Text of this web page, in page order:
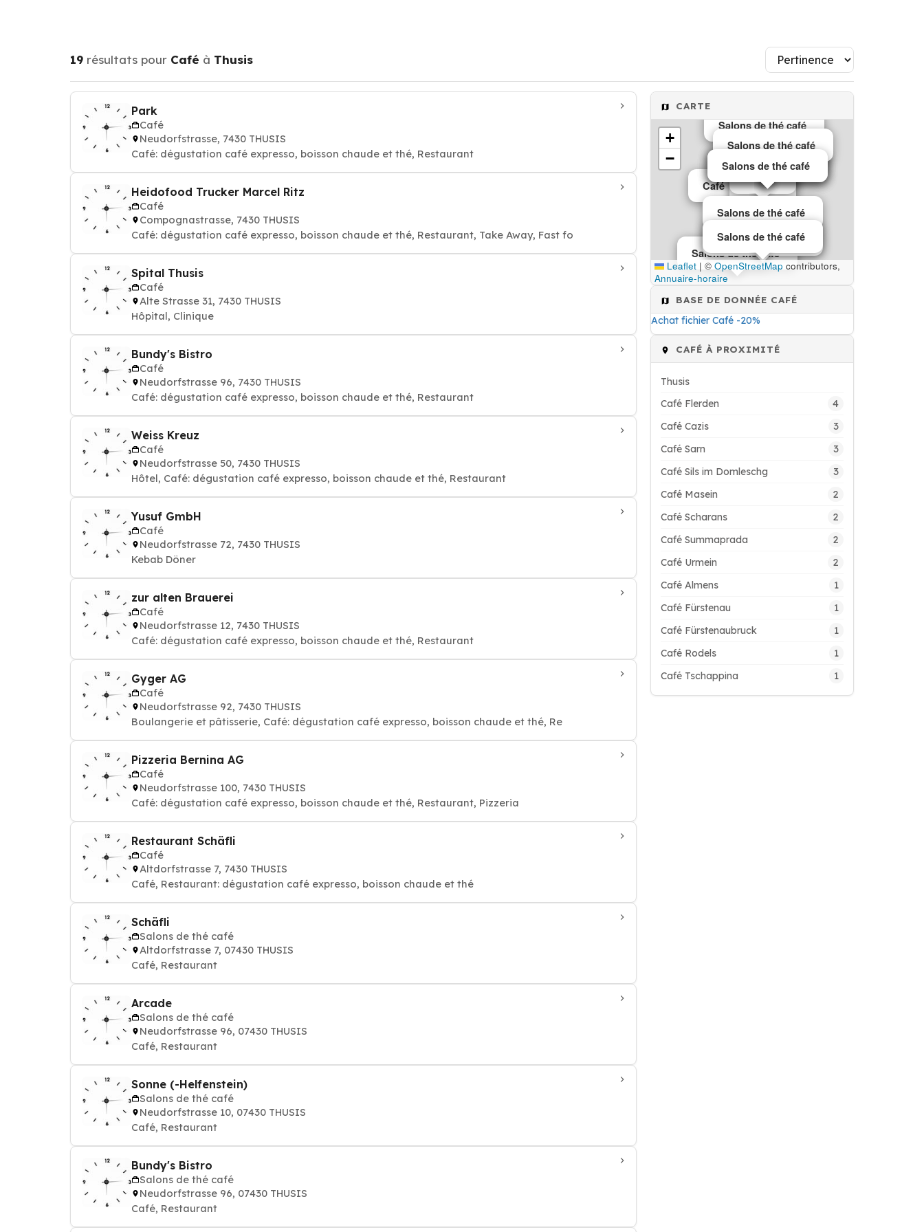
19 résultats pour Café à Thusis
Park
Café
Neudorfstrasse, 7430 THUSIS
Café: dégustation café expresso, boisson chaude et thé, Restaurant
Heidofood Trucker Marcel Ritz
Café
Compognastrasse, 7430 THUSIS
Café: dégustation café expresso, boisson chaude et thé, Restaurant, Take Away, Fast fo
Spital Thusis
Café
Alte Strasse 31, 7430 THUSIS
Hôpital, Clinique
Bundy's Bistro
Café
Neudorfstrasse 96, 7430 THUSIS
Café: dégustation café expresso, boisson chaude et thé, Restaurant
Weiss Kreuz
Café
Neudorfstrasse 50, 7430 THUSIS
Hôtel, Café: dégustation café expresso, boisson chaude et thé, Restaurant
Yusuf GmbH
Café
Neudorfstrasse 72, 7430 THUSIS
Kebab Döner
zur alten Brauerei
Café
Neudorfstrasse 12, 7430 THUSIS
Café: dégustation café expresso, boisson chaude et thé, Restaurant
Gyger AG
Café
Neudorfstrasse 92, 7430 THUSIS
Boulangerie et pâtisserie, Café: dégustation café expresso, boisson chaude et thé, Re
Pizzeria Bernina AG
Café
Neudorfstrasse 100, 7430 THUSIS
Café: dégustation café expresso, boisson chaude et thé, Restaurant, Pizzeria
Restaurant Schäfli
Café
Altdorfstrasse 7, 7430 THUSIS
Café, Restaurant: dégustation café expresso, boisson chaude et thé
Schäfli
Salons de thé café
Altdorfstrasse 7, 07430 THUSIS
Café, Restaurant
Arcade
Salons de thé café
Neudorfstrasse 96, 07430 THUSIS
Café, Restaurant
Sonne (-Helfenstein)
Salons de thé café
Neudorfstrasse 10, 07430 THUSIS
Café, Restaurant
Bundy's Bistro
Salons de thé café
Neudorfstrasse 96, 07430 THUSIS
Café, Restaurant
CARTE
Café
Café
Café
Café
Café
Café
Café
Café
Salons de thé café
Salons de thé café
Salons de thé café
Salons de thé café
Salons de thé café
Salons de thé café
Salons de thé café
Salons de thé café
Salons de thé café
+
−
Leaflet | © OpenStreetMap contributors,
Annuaire-horaire
BASE DE DONNÉE CAFÉ
Achat fichier Café -20%
CAFÉ À PROXIMITÉ
Thusis
Café Flerden
4
Café Cazis 3
Café Sarn 3
Café Sils im Domleschg 3
Café Masein 2
Café Scharans 2
Café Summaprada 2
Café Urmein 2
Café Almens 1
Café Fürstenau 1
Café Fürstenaubruck 1
Café Rodels 1
Café Tschappina 1